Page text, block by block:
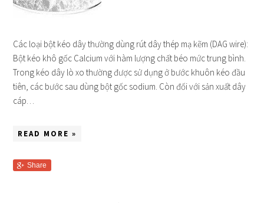
Các loại bột kéo dây thường dùng rút dây thép mạ kẽm (DAG wire):
Bột kéo khô gốc Calcium với hàm lượng chất béo mức trung bình.
Trong kéo dây lò xo thường được sử dụng ở bước khuôn kéo đầu
tiên, các bước sau dùng bột gốc sodium. Còn đối với sản xuất dây
cáp…
READ MORE »
Share